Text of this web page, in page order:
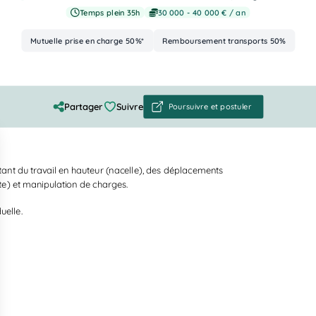
Temps plein 35h 30 000 - 40 000 € / an
Advantages
Mutuelle prise en charge 50%* Remboursement transports 50%
Partager Suivre Poursuivre et postuler
du travail en hauteur (nacelle), des déplacements
et manipulation de charges.